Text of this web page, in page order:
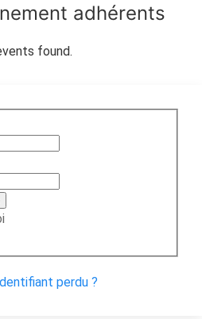
adhérents
found.
Identifiant perdu ?